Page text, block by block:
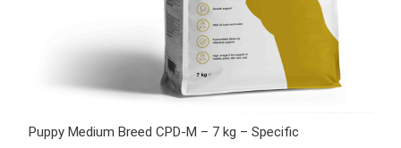
Puppy Medium Breed CPD-M – 7 kg – Specific